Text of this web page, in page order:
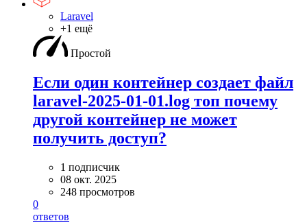
Laravel
+1 ещё
Простой
Если один контейнер создает файл
laravel-2025-01-01.log топ почему
другой контейнер не может
получить доступ?
1 подписчик
08 окт. 2025
248 просмотров
0
ответов